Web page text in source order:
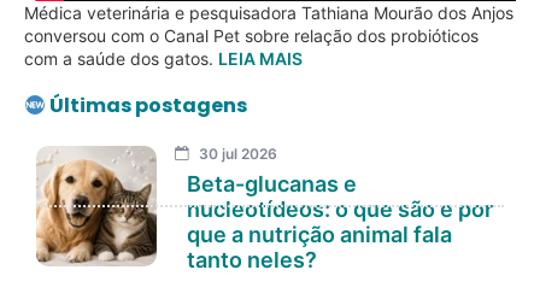
Médica veterinária e pesquisadora Tathiana Mourão dos Anjos
conversou com o Canal Pet sobre relação dos probióticos
com a saúde dos gatos. LEIA MAIS
Últimas postagens
30 jul 2026
Beta-glucanas e
nucleotídeos: o que são e por
que a nutrição animal fala
tanto neles?